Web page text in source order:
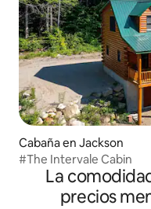
Cabaña en Jackson
#The Intervale Cabin
La
precios